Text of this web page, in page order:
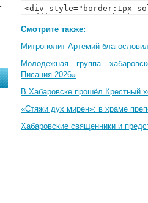
Смотрите также:
Митрополит Артемий
Молодежная группа
Писания-2026»
В Хабаровске прошёл Крестный
«Стяжи дух мирен»: в храме
Хабаровские священники и